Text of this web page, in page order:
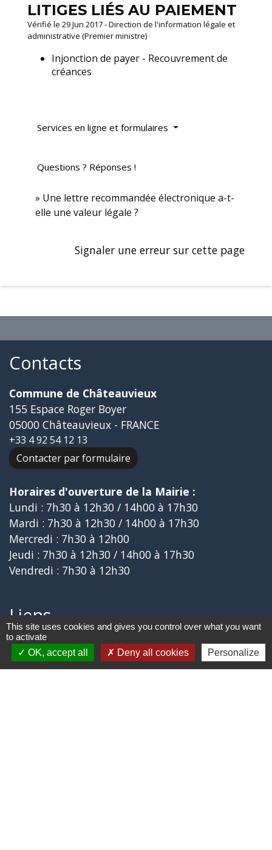
LITIGES LIÉS AU PAIEMENT
Vérifié le 29 Jun 2017 - Direction de l'information légale et
administrative (Premier ministre)
Injonction de payer - Recouvrement de
créances
Services en ligne et formulaires
Questions ? Réponses !
Une lettre recommandée électronique a-t-
elle une valeur légale ?
Signaler une erreur sur cette page
Contacts
Commune de Châteauvieux
155 Espace Roger Boyer
05000 Châteauvieux - FRANCE
+33 4 92 54 12 13
Contacter par formulaire
Horaires d'ouverture de la Mairie :
Lundi : 7h30 à 12h30 / 14h00 à 17h30
Mardi : 7h30 à 12h30 / 14h00 à 17h30
Mercredi : 7h30 à 12h00
Jeudi : 7h30 à 12h30 / 14h00 à 17h30
Vendredi : 7h30 à 12h30
Liens
Aide ouverture énergie
Collège Marie MARVINGT de TALLARD
This site uses cookies and gives you control over what you want
to activate
OK, accept all
Deny all cookies Personalize